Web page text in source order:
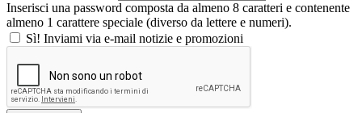
Inserisci una password composta da almeno 8 caratteri e contenente
almeno 1 carattere speciale (diverso da lettere e numeri).
Sì! Inviami via e-mail notizie e promozioni